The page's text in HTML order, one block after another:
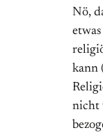
Nö,
kann
nicht